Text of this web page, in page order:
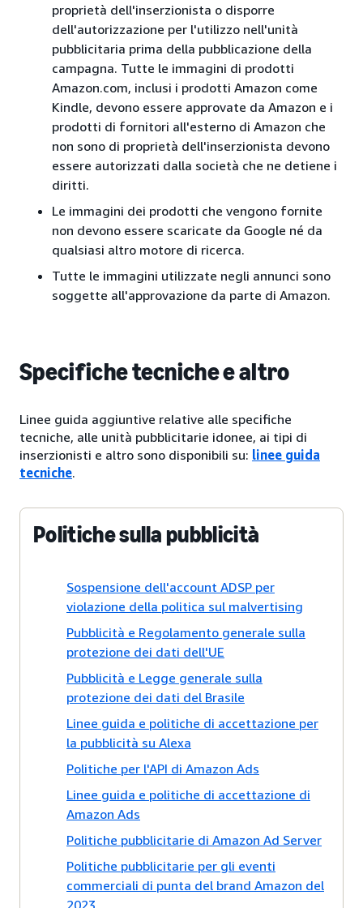
proprietà dell'inserzionista o disporre
dell'autorizzazione per l'utilizzo nell'unità
pubblicitaria prima della pubblicazione della
campagna. Tutte le immagini di prodotti
Amazon.com, inclusi i prodotti Amazon come
Kindle, devono essere approvate da Amazon e i
prodotti di fornitori all'esterno di Amazon che
non sono di proprietà dell'inserzionista devono
essere autorizzati dalla società che ne detiene i
diritti.
Le immagini dei prodotti che vengono fornite
non devono essere scaricate da Google né da
qualsiasi altro motore di ricerca.
Tutte le immagini utilizzate negli annunci sono
soggette all'approvazione da parte di Amazon.
Specifiche tecniche e altro
Linee guida aggiuntive relative alle specifiche
tecniche, alle unità pubblicitarie idonee, ai tipi di
inserzionisti e altro sono disponibili su: linee guida
tecniche.
Politiche sulla pubblicità
Sospensione dell'account ADSP per
violazione della politica sul malvertising
Pubblicità e Regolamento generale sulla
protezione dei dati dell'UE
Pubblicità e Legge generale sulla
protezione dei dati del Brasile
Linee guida e politiche di accettazione per
la pubblicità su Alexa
Politiche per l'API di Amazon Ads
Linee guida e politiche di accettazione di
Amazon Ads
Politiche pubblicitarie di Amazon Ad Server
Politiche pubblicitarie per gli eventi
commerciali di punta del brand Amazon del